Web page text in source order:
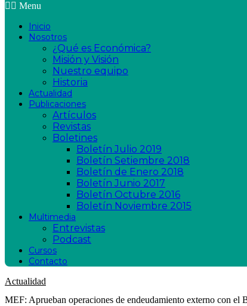
Menu
Inicio
Nosotros
¿Qué es Económica?
Misión y Visión
Nuestro equipo
Historia
Actualidad
Publicaciones
Artículos
Revistas
Boletines
Boletín Julio 2019
Boletín Setiembre 2018
Boletín de Enero 2018
Boletín Junio 2017
Boletín Octubre 2016
Boletín Noviembre 2015
Multimedia
Entrevistas
Podcast
Cursos
Contacto
Actualidad
MEF: Aprueban operaciones de endeudamiento externo con el